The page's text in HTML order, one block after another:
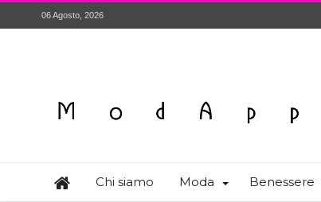
06 Agosto, 2026
Chi siamo Moda Benessere